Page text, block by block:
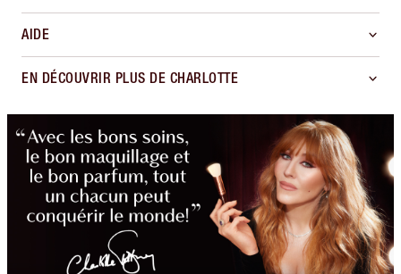
AIDE
EN DÉCOUVRIR PLUS DE CHARLOTTE